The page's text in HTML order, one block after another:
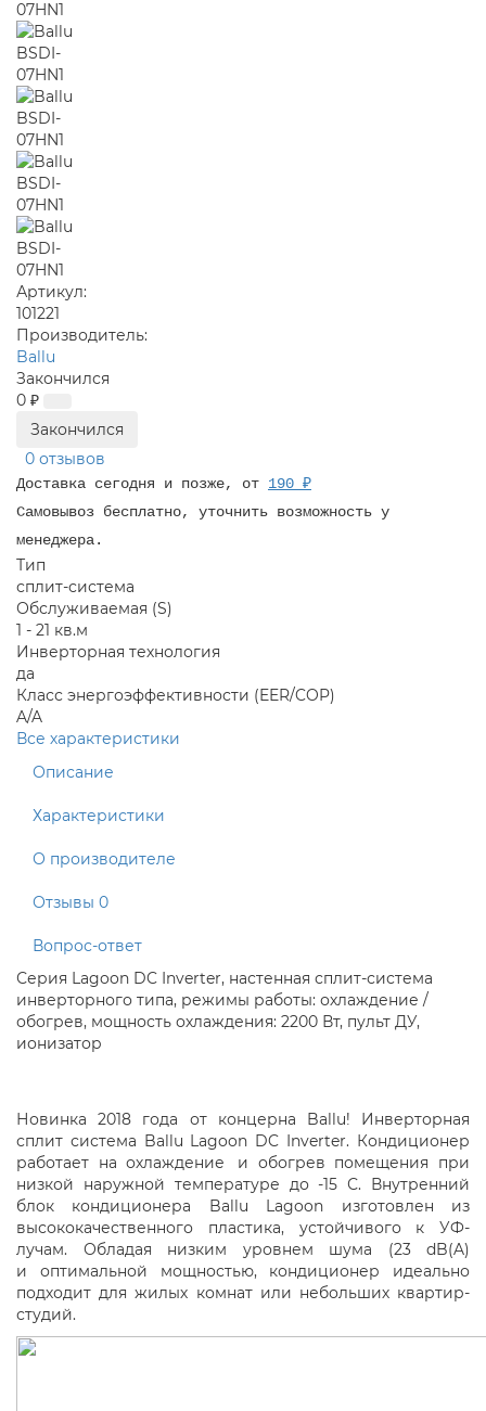
Артикул:
101221
Производитель:
Ballu
Закончился
0 ₽
Закончился
0 отзывов
Доставка сегодня и позже, от 190 ₽
Самовывоз бесплатно, уточнить возможность у
менеджера.
Тип
сплит-система
Обслуживаемая (S)
1 - 21 кв.м
Инверторная технология
да
Класс энергоэффективности (EER/COP)
A/A
Все характеристики
Описание
Характеристики
О производителе
Отзывы 0
Вопрос-ответ
Серия Lagoon DC Inverter, настенная сплит-система
инверторного типа, режимы работы: охлаждение /
обогрев, мощность охлаждения: 2200 Вт, пульт ДУ,
ионизатор
Новинка 2018 года от концерна Ballu! Инверторная
сплит система Ballu Lagoon DC Inverter. Кондиционер
работает на охлаждение
и обогрев помещения при
низкой наружной температуре до -15 С. Внутренний
блок кондиционера Ballu Lagoon изготовлен из
высококачественного пластика, устойчивого к УФ-
лучам. Обладая низким уровнем шума
(23 dB(A)
и оптимальной мощностью,
кондиционер идеально
подходит для жилых комнат или небольших квартир-
студий.